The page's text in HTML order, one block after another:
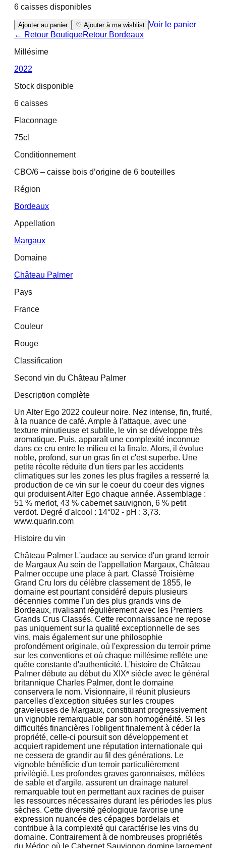
6 caisses disponibles
Ajouter au panier ♡ Ajouter à ma wishlist Voir le panier
← Retour BoutiqueRetour Bordeaux
Millésime
2022
Stock disponible
6 caisses
Flaconnage
75cl
Conditionnement
CBO/6 – caisse bois d’origine de 6 bouteilles
Région
Bordeaux
Appellation
Margaux
Domaine
Château Palmer
Pays
France
Couleur
Rouge
Classification
Second vin du Château Palmer
Description complète
Un Alter Ego 2022 couleur noire. Nez intense, fin, fruité,
à la nuance de café. Ample à l'attaque, avec une
texture minutieuse et subtile, le vin se développe très
aromatique. Puis, apparaît une complexité inconnue
dans ce cru entre le milieu et la finale. Alors, il évolue
noble, profond, sur un gras fin et c'est superbe. Une
petite récolte réduite d'un tiers par les accidents
climatiques sur les zones les plus fragiles a resserré la
production de ce vin sur le coeur du coeur des vignes
qui produisent Alter Ego chaque année. Assemblage :
51 % merlot, 43 % cabernet sauvignon, 6 % petit
verdot. Degré d'alcool : 14°02 - pH : 3,73.
www.quarin.com
Histoire du vin
Château Palmer L'audace au service d'un grand terroir
de Margaux Au sein de l'appellation Margaux, Château
Palmer occupe une place à part. Classé Troisième
Grand Cru lors du célèbre classement de 1855, le
domaine est pourtant considéré depuis plusieurs
décennies comme l'un des plus grands vins de
Bordeaux, rivalisant régulièrement avec les Premiers
Grands Crus Classés. Cette reconnaissance ne repose
pas uniquement sur la qualité exceptionnelle de ses
vins, mais également sur une philosophie
profondément originale, où l'expression du terroir prime
sur les conventions et où chaque millésime reflète une
quête constante d'authenticité. L'histoire de Château
Palmer débute au début du XIXᵉ siècle avec le général
britannique Charles Palmer, dont le domaine
conservera le nom. Visionnaire, il réunit plusieurs
parcelles d'exception situées sur les croupes
graveleuses de Margaux, constituant progressivement
un vignoble remarquable par son homogénéité. Si les
difficultés financières l'obligent finalement à céder la
propriété, celle-ci poursuit son développement et
acquiert rapidement une réputation internationale qui
ne cessera de grandir au fil des générations. Le
vignoble bénéficie d'un terroir particulièrement
privilégié. Les profondes graves garonnaises, mêlées
de sable et d'argile, assurent un drainage naturel
remarquable tout en permettant aux racines de puiser
les ressources nécessaires durant les périodes les plus
sèches. Cette diversité géologique favorise une
expression nuancée des cépages bordelais et
contribue à la complexité qui caractérise les vins du
domaine. Contrairement à de nombreuses propriétés
du Médoc où le Cabernet Sauvignon domine largement